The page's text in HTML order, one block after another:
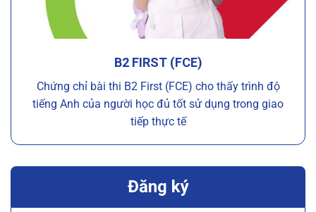
B2 FIRST (FCE)
Chứng chỉ bài thi B2 First (FCE) cho thấy trình độ
tiếng Anh của người học đủ tốt sử dụng trong giao
tiếp thực tế
Đăng ký